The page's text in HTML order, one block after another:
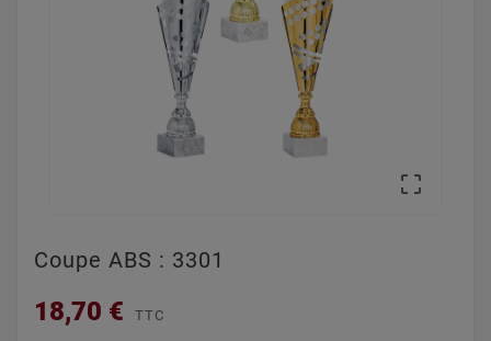

Coupe ABS : 3301
18,70 € TTC